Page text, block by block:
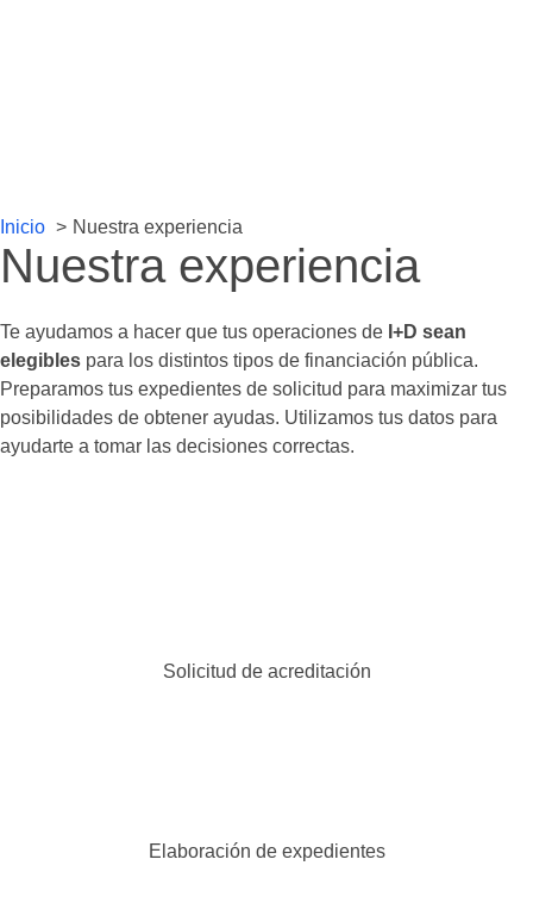
Inicio Nuestra experiencia
Nuestra experiencia
Te ayudamos a hacer que tus operaciones de I+D sean
elegibles para los distintos tipos de financiación pública.
Preparamos tus expedientes de solicitud para maximizar tus
posibilidades de obtener ayudas. Utilizamos tus datos para
ayudarte a tomar las decisiones correctas.
Solicitud de acreditación
Elaboración de expedientes